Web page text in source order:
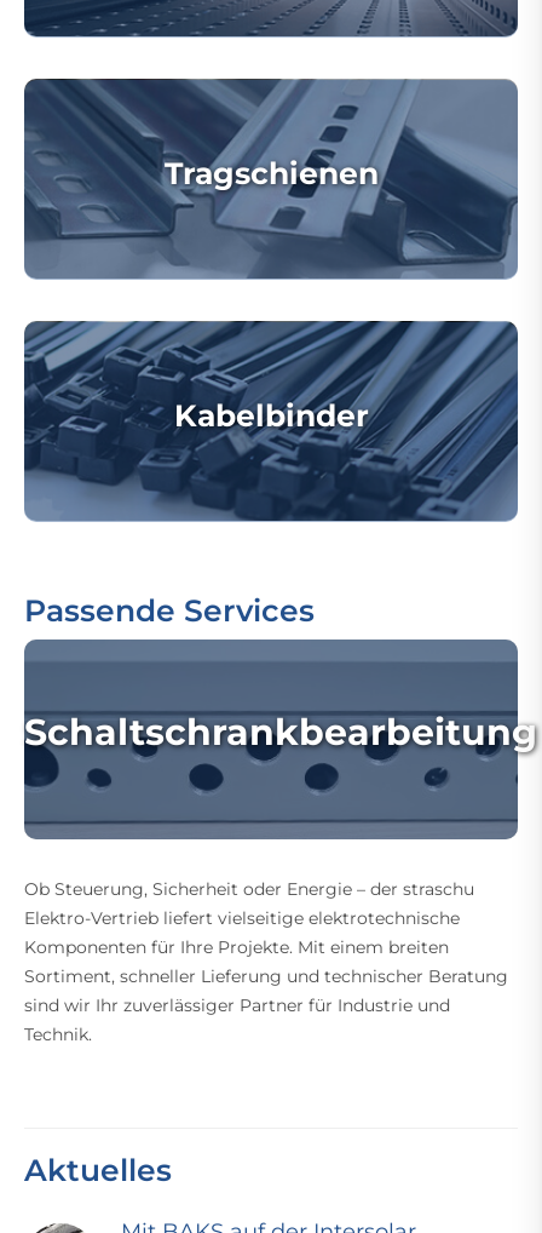
Tragschienen
Kabelbinder
Passende Services
Schaltschrankbearbeitung
Ob Steuerung, Sicherheit oder Energie – der straschu
Elektro-Vertrieb liefert vielseitige elektrotechnische
Komponenten für Ihre Projekte. Mit einem breiten
Sortiment, schneller Lieferung und technischer Beratung
sind wir Ihr zuverlässiger Partner für Industrie und
Technik.
Aktuelles